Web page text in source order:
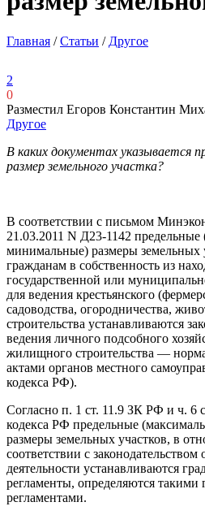
Главная /Статьи / Другое
2
0
Разместил Егоров Константин
Другое
В каких документах указывается
размер земельного участка?
В соответствии с письмом
21.03.2011 N Д23-1142
минимальные) размеры земельных
гражданам в собственность из
государственной или
для ведения крестьянского
садоводства, огородничества,
строительства устанавливаются
ведения личного подсобного
жилищного строительства —
актами органов местного
кодекса РФ).
Согласно п. 1 ст. 11.9 ЗК РФ и ч. 6
кодекса РФ предельные
размеры земельных участков, в
соответствии с законодательством
деятельности устанавливаются
регламенты, определяются такими
регламентами.